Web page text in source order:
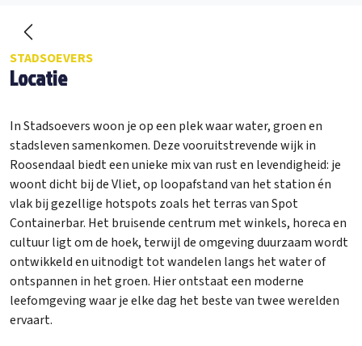
Previous
Locatie
STADSOEVERS
In Stadsoevers woon je op een plek waar water, groen en
stadsleven samenkomen. Deze vooruitstrevende wijk in
Roosendaal biedt een unieke mix van rust en levendigheid: je
woont dicht bij de Vliet, op loopafstand van het station én
vlak bij gezellige hotspots zoals het terras van Spot
Containerbar. Het bruisende centrum met winkels, horeca en
cultuur ligt om de hoek, terwijl de omgeving duurzaam wordt
ontwikkeld en uitnodigt tot wandelen langs het water of
ontspannen in het groen. Hier ontstaat een moderne
leefomgeving waar je elke dag het beste van twee werelden
ervaart.